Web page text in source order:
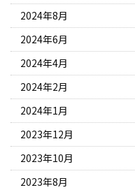
2024年8月
2024年6月
2024年4月
2024年2月
2024年1月
2023年12月
2023年10月
2023年8月